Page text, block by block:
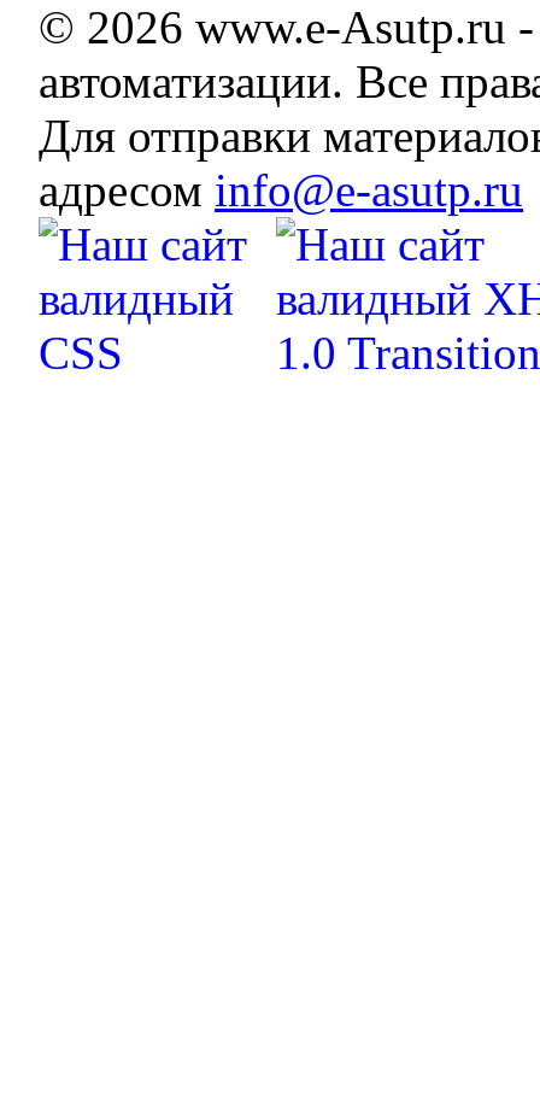
© 2026 www.e-Asutp.ru
автоматизации. Все
Для отправки
адресом info@e-asutp.ru